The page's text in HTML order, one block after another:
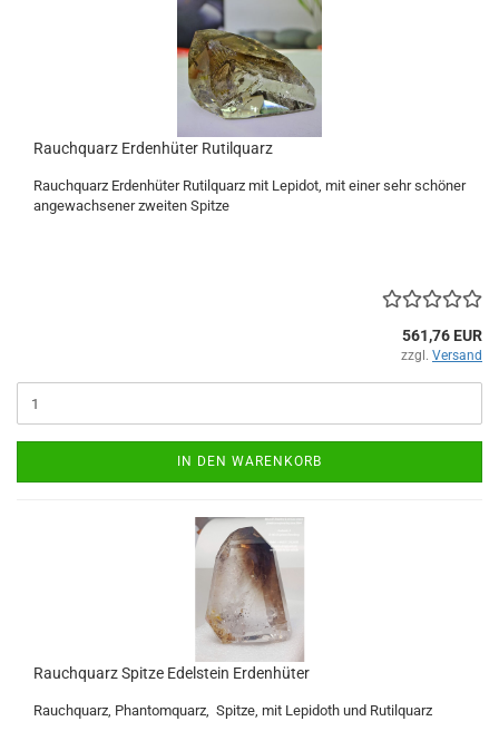
Rauchquarz Erdenhüter Rutilquarz
Rauchquarz Erdenhüter Rutilquarz mit Lepidot, mit einer sehr schöner
angewachsener zweiten Spitze
561,76 EUR
zzgl. Versand
IN DEN WARENKORB
Rauchquarz Spitze Edelstein Erdenhüter
Rauchquarz, Phantomquarz, Spitze, mit Lepidoth und Rutilquarz